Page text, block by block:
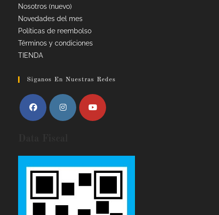
Nosotros (nuevo)
Novedades del mes
Políticas de reembolso
Términos y condiciones
TIENDA
Siganos En Nuestras Redes